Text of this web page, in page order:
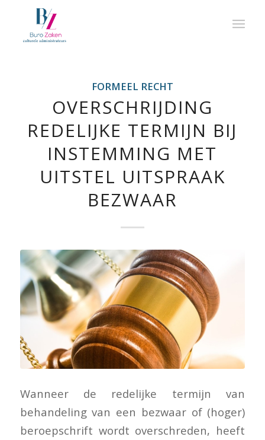
FORMEEL RECHT
OVERSCHRIJDING
REDELIJKE TERMIJN BIJ
INSTEMMING MET
UITSTEL UITSPRAAK
BEZWAAR
Wanneer de redelijke termijn van
behandeling van een bezwaar of (hoger)
beroepschrift wordt overschreden, heeft